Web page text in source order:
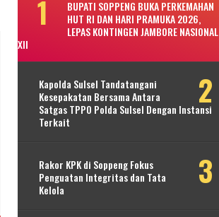
BUPATI SOPPENG BUKA PERKEMAHAN
HUT RI DAN HARI PRAMUKA 2026,
LEPAS KONTINGEN JAMBORE NASIONAL
XII
Kapolda Sulsel Tandatangani
Kesepakatan Bersama Antara
Satgas TPPO Polda Sulsel Dengan Instansi
Terkait
Rakor KPK di Soppeng Fokus
Penguatan Integritas dan Tata
Kelola